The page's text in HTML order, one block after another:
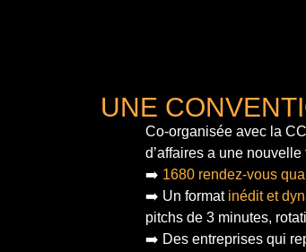
UNE
Co-organisée avec la
d’affaires a une
➡️ 1680 rendez-vous
➡️ Un format inédit et
pitchs de 3 minutes,
➡️ Des entreprises qui